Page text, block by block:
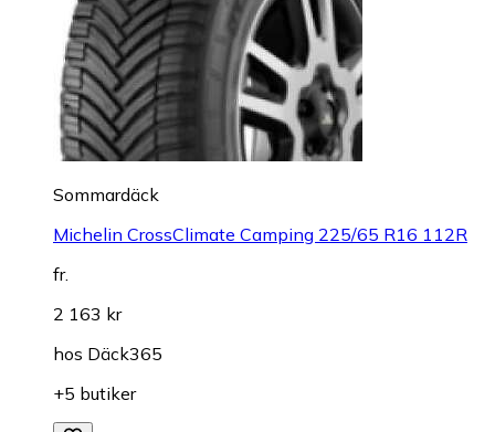
Sommardäck
Michelin CrossClimate Camping 225/65 R16 112R
fr.
2 163 kr
hos Däck365
+5 butiker